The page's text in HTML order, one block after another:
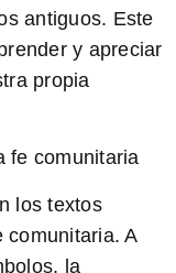
antiguos. Este
y apreciar
propia
fe comunitaria
los textos
comunitaria. A
la